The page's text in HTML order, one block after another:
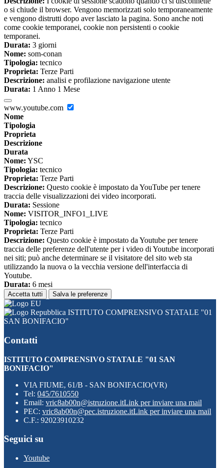
o si chiude il browser. Vengono memorizzati solo temporaneamente
e vengono distrutti dopo aver lasciato la pagina. Sono anche noti
come cookie temporanei, cookie non persistenti o cookie
temporanei.
Durata: 3 giorni
Nome: som-conan
Tipologia: tecnico
Proprieta: Terze Parti
Descrizione: analisi e profilazione navigazione utente
Durata: 1 Anno 1 Mese
www.youtube.com
Nome
Tipologia
Proprieta
Descrizione
Durata
Nome: YSC
Tipologia: tecnico
Proprieta: Terze Parti
Descrizione: Questo cookie è impostato da YouTube per tenere
traccia delle visualizzazioni dei video incorporati.
Durata: Sessione
Nome: VISITOR_INFO1_LIVE
Tipologia: tecnico
Proprieta: Terze Parti
Descrizione: Questo cookie è impostato da Youtube per tenere
traccia delle preferenze dell'utente per i video di Youtube incorporati
nei siti; può anche determinare se il visitatore del sito web sta
utilizzando la nuova o la vecchia versione dell'interfaccia di
Youtube.
Durata: 6 mesi
Accetta tutti Salva le preferenze
ISTITUTO COMPRENSIVO STATALE "01
SAN BONIFACIO"
Contatti
ISTITUTO COMPRENSIVO STATALE "01 SAN
BONIFACIO"
VIA FIUME, 61/B - SAN BONIFACIO(VR)
Tel: 045/7610550
Email: vric8ab00n@istruzione.itLink per inviare una mail
PEC: vric8ab00n@pec.istruzione.itLink per inviare una mail
C.F.: 92023910232
Seguici su
Youtube